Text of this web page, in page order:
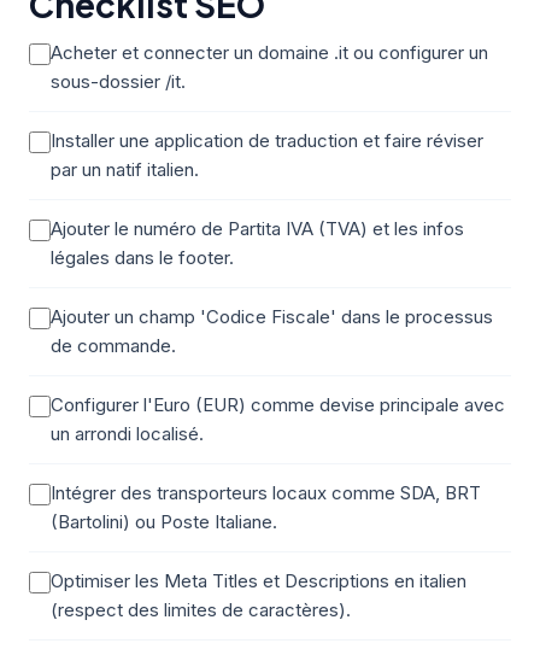
Acheter et connecter un domaine .it ou configurer un
sous-dossier /it.
Installer une application de traduction et faire réviser
par un natif italien.
Ajouter le numéro de Partita IVA (TVA) et les infos
légales dans le footer.
Ajouter un champ 'Codice Fiscale' dans le processus
de commande.
Configurer l'Euro (EUR) comme devise principale avec
un arrondi localisé.
Intégrer des transporteurs locaux comme SDA, BRT
(Bartolini) ou Poste Italiane.
Optimiser les Meta Titles et Descriptions en italien
(respect des limites de caractères).